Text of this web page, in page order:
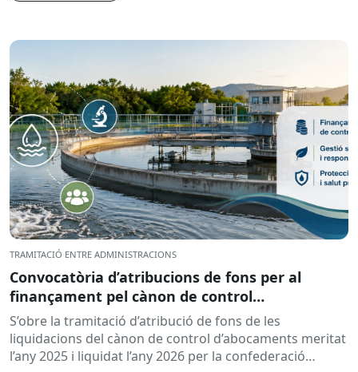
TRAMITACIÓ ENTRE ADMINISTRACIONS
Convocatòria d’atribucions de fons per al
finançament pel cànon de control
d’abocaments meritat l’any 2025 i liquidat l’any
2026
S’obre la tramitació d’atribució de fons de les
liquidacions del cànon de control d’abocaments meritat
l’any 2025 i liquidat l’any 2026 per la confederació